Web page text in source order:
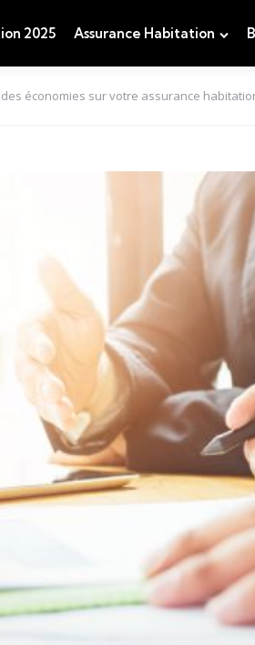
2025 Assurance Habitation
économies sur votre assurance